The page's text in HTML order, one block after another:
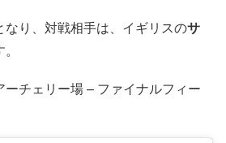
り、対戦相手は、イギリスのサ
チェリー場 – ファイナルフィー